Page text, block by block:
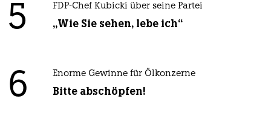
5 FDP-Chef Kubicki über seine Partei
„Wie Sie sehen, lebe ich“
6 Enorme Gewinne für Ölkonzerne
Bitte abschöpfen!